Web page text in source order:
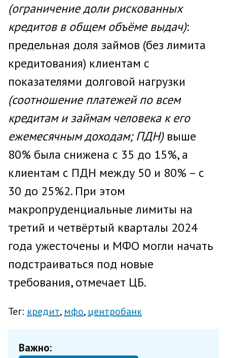
(ограничение доли рискованных
кредитов в общем объёме выдач):
предельная доля займов (без лимита
кредитования) клиентам с
показателями долговой нагрузки
(соотношение платежей по всем
кредитам и займам человека к его
ежемесячным доходам; ПДН)выше
80% была снижена с 35 до 15%, а
клиентам с ПДН между 50 и 80% – с
30 до 25%2. При этом
макропруденциальные лимиты на
третий и четвёртый кварталы 2024
года ужесточены и МФО могли начать
подстраиваться под новые
требования, отмечает ЦБ.
Тег: кредит мфо центробанк
Важно: